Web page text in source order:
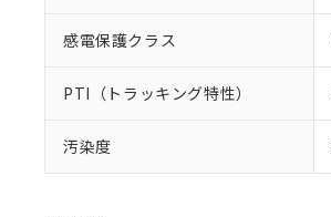
感電保護クラス
PTI（トラッキング特性）
汚染度